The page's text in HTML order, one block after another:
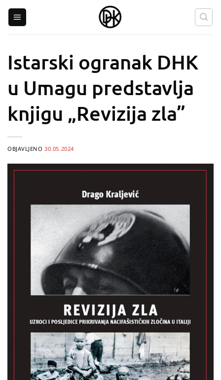
Istarski ogranak DHK
u Umagu predstavlja
knjigu „Revizija zla”
OBJAVLJENO30.05.2024